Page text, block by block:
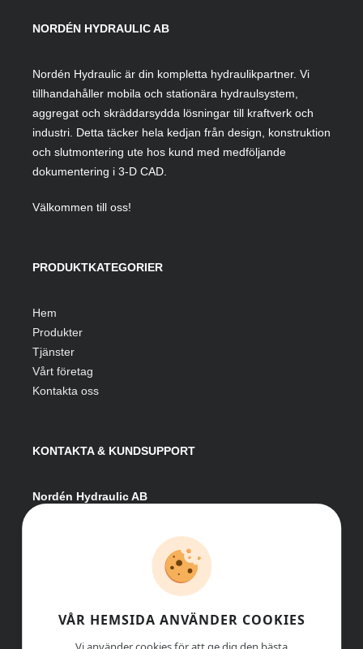
NORDÉN HYDRAULIC AB
Nordén Hydraulic är din kompletta hydraulikpartner. Vi
tillhandahåller mobila och stationära hydraulsystem,
aggregat och skräddarsydda lösningar till kraftverk och
industri. Detta täcker hela kedjan från design, konstruktion
och slutmontering ute hos kund med medföljande
dokumentering i 3-D CAD.
Välkommen till oss!
PRODUKTKATEGORIER
Hem
Produkter
Tjänster
Vårt företag
Kontakta oss
KONTAKTA & KUNDSUPPORT
Nordén Hydraulic AB
info@nordenhydraulic.se
Org-nr: 556531-8424
VÅR HEMSIDA ANVÄNDER COOKIES